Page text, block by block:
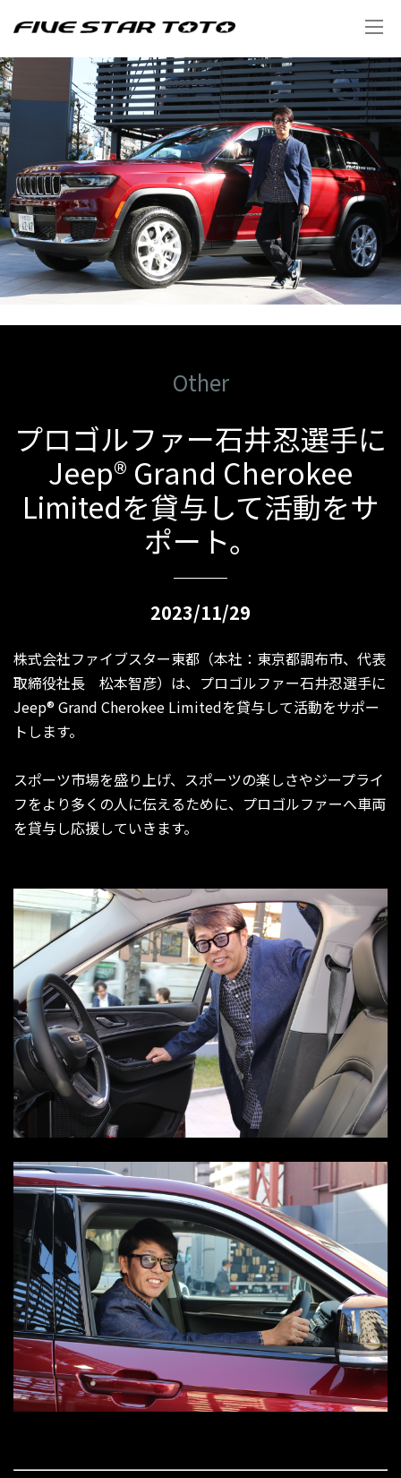
Other
プロゴルファー石井忍選手に
Jeep® Grand Cherokee
Limitedを貸与して活動をサ
ポート。
2023/11/29
株式会社ファイブスター東都（本社：東京都調布市、代表
取締役社長 松本智彦）は、プロゴルファー石井忍選手に
Jeep® Grand Cherokee Limitedを貸与して活動をサポー
トします。
スポーツ市場を盛り上げ、スポーツの楽しさやジープライ
フをより多くの人に伝えるために、プロゴルファーへ車両
を貸与し応援していきます。